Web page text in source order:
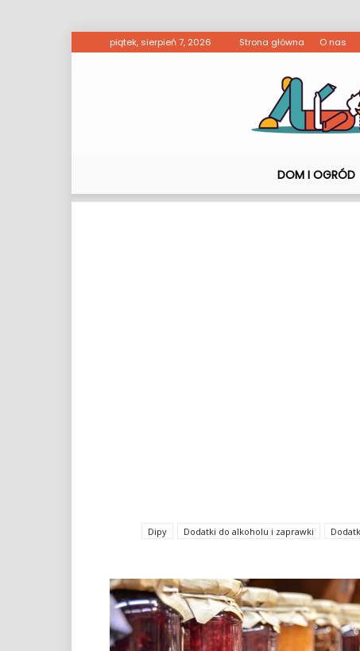
piątek, sierpień 7, 2026 Strona główna O nas
DOM I OGRÓD
Dipy Dodatki do alkoholu i zaprawki